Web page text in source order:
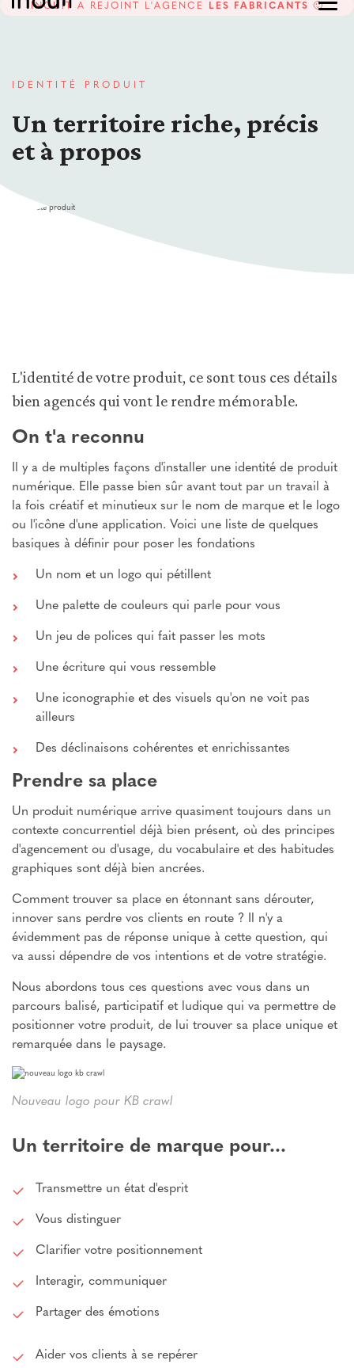
INOUIT A REJOINT L'AGENCE LES FABRICANTS 🙂
IDENTITÉ PRODUIT
Un territoire riche, précis
et à propos
L'identité de votre produit, ce sont tous ces détails
bien agencés qui vont le rendre mémorable.
On t'a reconnu
Il y a de multiples façons d'installer une identité de produit
numérique. Elle passe bien sûr avant tout par un travail à
la fois créatif et minutieux sur le nom de marque et le logo
ou l'icône d'une application. Voici une liste de quelques
basiques à définir pour poser les fondations
Un nom et un logo qui pétillent
Une palette de couleurs qui parle pour vous
Un jeu de polices qui fait passer les mots
Une écriture qui vous ressemble
Une iconographie et des visuels qu'on ne voit pas
ailleurs
Des déclinaisons cohérentes et enrichissantes
Prendre sa place
Un produit numérique arrive quasiment toujours dans un
contexte concurrentiel déjà bien présent, où des principes
d'agencement ou d'usage, du vocabulaire et des habitudes
graphiques sont déjà bien ancrées.
Comment trouver sa place en étonnant sans dérouter,
innover sans perdre vos clients en route ? Il n'y a
évidemment pas de réponse unique à cette question, qui
va aussi dépendre de vos intentions et de votre stratégie.
Nous abordons tous ces questions avec vous dans un
parcours balisé, participatif et ludique qui va permettre de
positionner votre produit, de lui trouver sa place unique et
remarquée dans le paysage.
Nouveau logo pour KB crawl
Un territoire de marque pour...
Transmettre un état d'esprit
Vous distinguer
Clarifier votre positionnement
Interagir, communiquer
Partager des émotions
Aider vos clients à se repérer